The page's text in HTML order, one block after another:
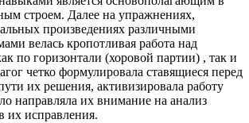
строем. Далее на упражнениях,
произведениях различными
велась кропотливая работа над
по горизонтали (хоровой партии) , так и
четко формулировала ставящиеся перед
их решения, активизировала работу
направляла их внимание на анализ
их исправления.